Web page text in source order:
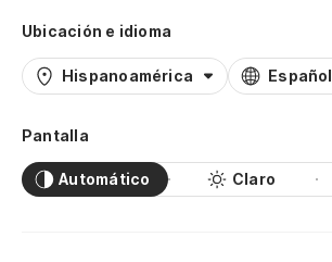
Ubicación e idioma
Hispanoamérica Español
Pantalla
Automático Claro